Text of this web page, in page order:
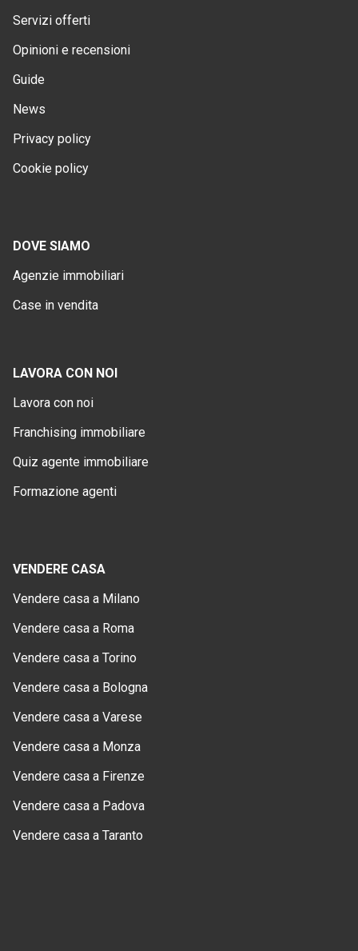
Servizi offerti
Opinioni e recensioni
Guide
News
Privacy policy
Cookie policy
DOVE SIAMO
Agenzie immobiliari
Case in vendita
LAVORA CON NOI
Lavora con noi
Franchising immobiliare
Quiz agente immobiliare
Formazione agenti
VENDERE CASA
Vendere casa a Milano
Vendere casa a Roma
Vendere casa a Torino
Vendere casa a Bologna
Vendere casa a Varese
Vendere casa a Monza
Vendere casa a Firenze
Vendere casa a Padova
Vendere casa a Taranto